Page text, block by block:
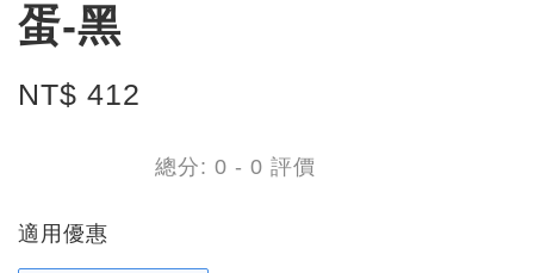
蛋-黑
NT$ 412
總分: 0 - 0 評價
適用優惠